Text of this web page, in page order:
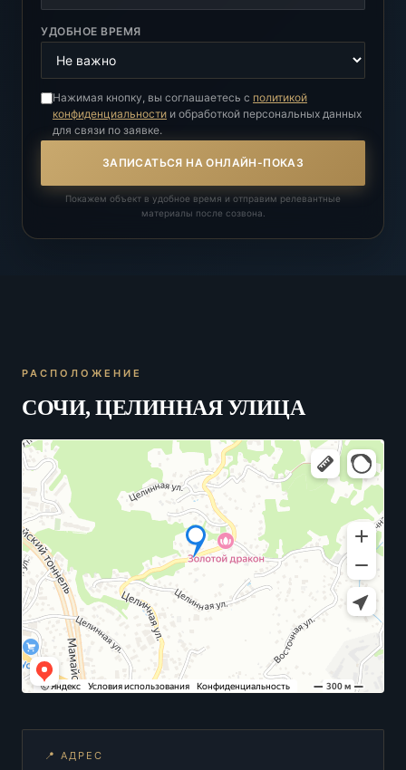
УДОБНОЕ ВРЕМЯ
Нажимая кнопку, вы соглашаетесь с политикой
конфиденциальности и обработкой персональных данных
для связи по заявке.
ЗАПИСАТЬСЯ НА ОНЛАЙН-ПОКАЗ
Покажем объект в удобное время и отправим релевантные
материалы после созвона.
РАСПОЛОЖЕНИЕ
СОЧИ, ЦЕЛИННАЯ УЛИЦА
📍 АДРЕС